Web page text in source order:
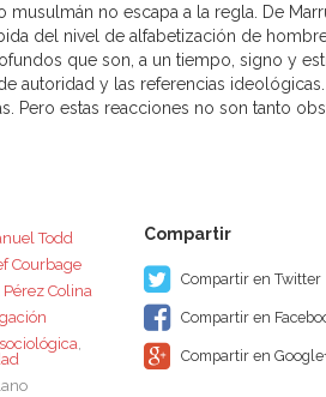
musulmán no escapa a la regla. De
del nivel de alfabetización de
que son, a un tiempo, signo y
autoridad y las referencias
Pero estas reacciones no son tanto
Todd
Courbage
Pérez Colina
,
Compartir en Twitter
Compartir en
Compartir en